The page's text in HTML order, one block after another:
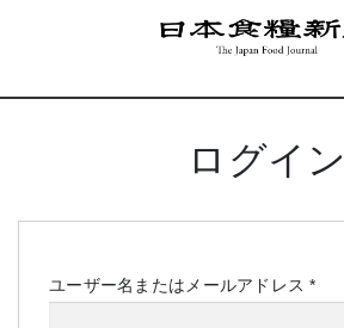
ログイン
ユーザー名またはメールアドレス*必